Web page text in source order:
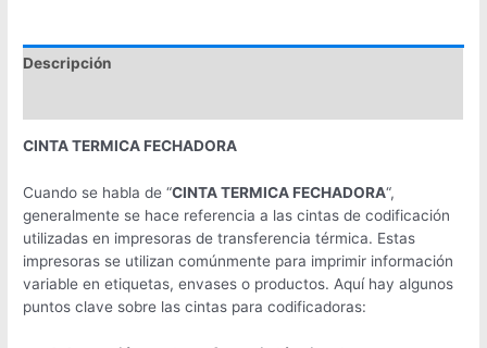
Descripción
CINTA TERMICA FECHADORA
Cuando se habla de “CINTA TERMICA FECHADORA“,
generalmente se hace referencia a las cintas de codificación
utilizadas en impresoras de transferencia térmica. Estas
impresoras se utilizan comúnmente para imprimir información
variable en etiquetas, envases o productos. Aquí hay algunos
puntos clave sobre las cintas para codificadoras: